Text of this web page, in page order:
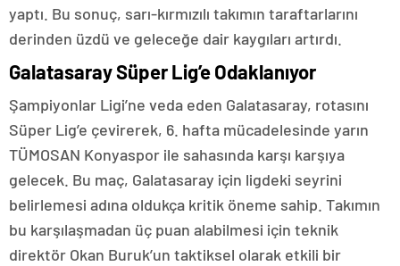
yaptı. Bu sonuç, sarı-kırmızılı takımın taraftarlarını
derinden üzdü ve geleceğe dair kaygıları artırdı.
Galatasaray Süper Lig’e Odaklanıyor
Şampiyonlar Ligi’ne veda eden Galatasaray, rotasını
Süper Lig’e çevirerek, 6. hafta mücadelesinde yarın
TÜMOSAN Konyaspor ile sahasında karşı karşıya
gelecek. Bu maç, Galatasaray için ligdeki seyrini
belirlemesi adına oldukça kritik öneme sahip. Takımın
bu karşılaşmadan üç puan alabilmesi için teknik
direktör Okan Buruk’un taktiksel olarak etkili bir